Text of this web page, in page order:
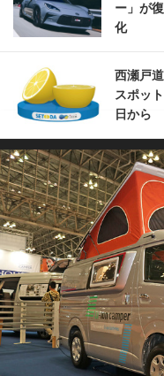
ー」が
化
西瀬戸
スポッ
日から